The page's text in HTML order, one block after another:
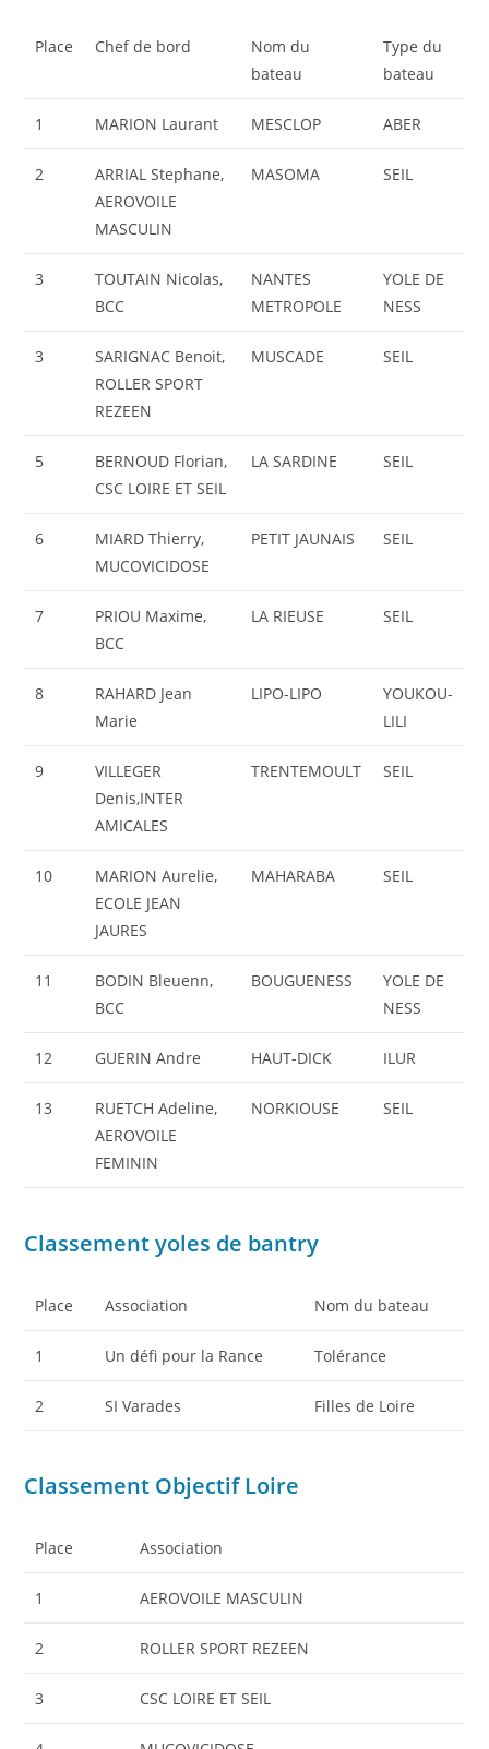
Place Chef de bord
Nom du
bateau
Type du
bateau
1 MARION Laurant MESCLOP ABER
2
ARRIAL Stephane,
AEROVOILE
MASCULIN
MASOMA SEIL
3
TOUTAIN Nicolas,
BCC
NANTES
METROPOLE
YOLE DE
NESS
3
SARIGNAC Benoit,
ROLLER SPORT
REZEEN
MUSCADE SEIL
5
BERNOUD Florian,
CSC LOIRE ET SEIL
LA SARDINE SEIL
6
MIARD Thierry,
MUCOVICIDOSE
PETIT JAUNAIS SEIL
7
PRIOU Maxime,
BCC
LA RIEUSE SEIL
8
RAHARD Jean
Marie
LIPO-LIPO
YOUKOU-
LILI
9
VILLEGER
Denis,INTER
AMICALES
TRENTEMOULT SEIL
10
MARION Aurelie,
ECOLE JEAN
JAURES
MAHARABA SEIL
11
BODIN Bleuenn,
BCC
BOUGUENESS
YOLE DE
NESS
12 GUERIN Andre HAUT-DICK ILUR
13
RUETCH Adeline,
AEROVOILE
FEMININ
NORKIOUSE SEIL
Classement yoles de bantry
Place Association Nom du bateau
1 Un défi pour la Rance Tolérance
2 SI Varades Filles de Loire
Classement Objectif Loire
Place Association
1 AEROVOILE MASCULIN
2 ROLLER SPORT REZEEN
3 CSC LOIRE ET SEIL